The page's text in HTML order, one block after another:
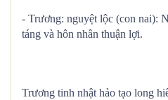
- Trương: nguyệt lộc (con nai):
táng và hôn nhân thuận lợi.
Trương tinh nhật hảo tạo long